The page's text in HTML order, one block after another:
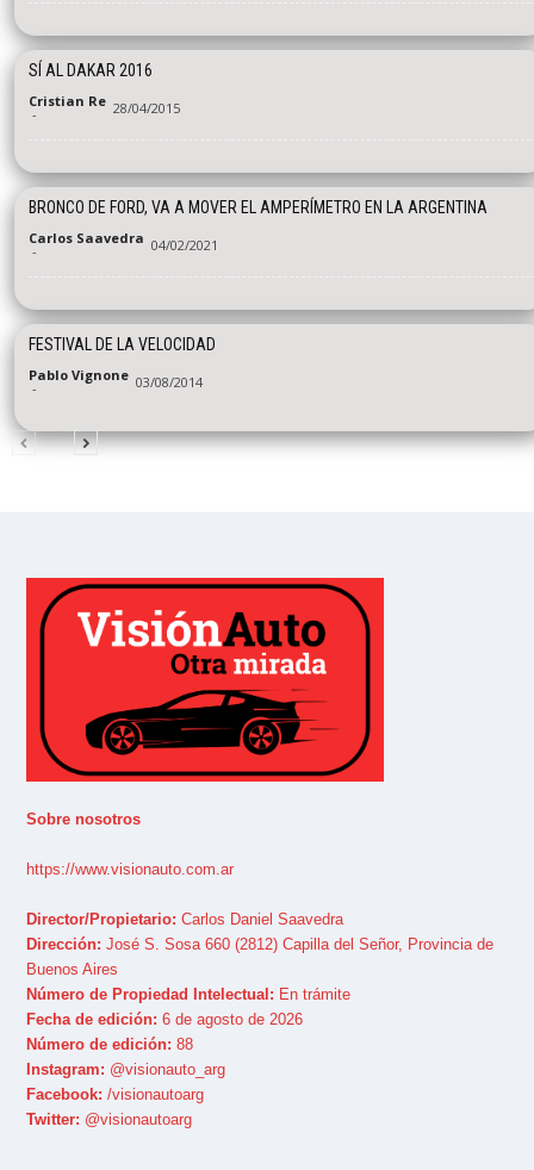
SÍ AL DAKAR 2016
Cristian Re
- 28/04/2015
BRONCO DE FORD, VA A MOVER EL AMPERÍMETRO EN LA ARGENTINA
Carlos Saavedra
- 04/02/2021
FESTIVAL DE LA VELOCIDAD
Pablo Vignone
- 03/08/2014
Sobre nosotros
https://www.visionauto.com.ar
Director/Propietario: Carlos Daniel Saavedra
Dirección: José S. Sosa 660 (2812) Capilla del Señor, Provincia de
Buenos Aires
Número de Propiedad Intelectual: En trámite
Fecha de edición: 6 de agosto de 2026
Número de edición: 88
Instagram: @visionauto_arg
Facebook: /visionautoarg
Twitter: @visionautoarg